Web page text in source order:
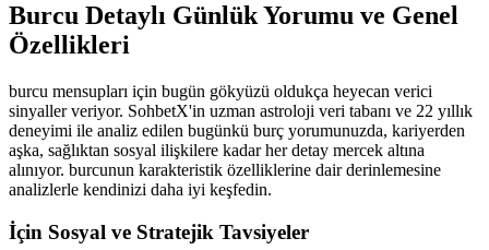
Burcu Detaylı Günlük Yorumu ve Genel
Özellikleri
burcu mensupları için bugün gökyüzü oldukça heyecan verici
sinyaller veriyor. SohbetX'in uzman astroloji veri tabanı ve 22 yıllık
deneyimi ile analiz edilen bugünkü burç yorumunuzda, kariyerden
aşka, sağlıktan sosyal ilişkilere kadar her detay mercek altına
alınıyor. burcunun karakteristik özelliklerine dair derinlemesine
analizlerle kendinizi daha iyi keşfedin.
İçin Sosyal ve Stratejik Tavsiyeler